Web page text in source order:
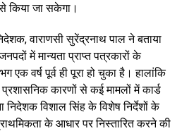
किया जा सकेगा।
वाराणसी सुरेंद्रनाथ पाल ने बताया
में मान्यता प्राप्त पत्रकारों के
एक वर्ष पूर्व ही पूरा हो चुका है। हालांकि
कारणों से कई मामलों में कार्ड
विशाल सिंह के विशेष निर्देशों के
के आधार पर निस्तारित करने की